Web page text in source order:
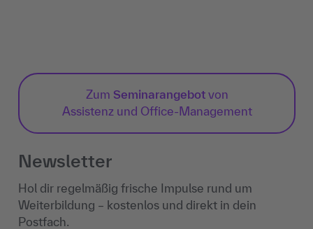
Zum Seminarangebotvon
Assistenz und Office-Management
Newsletter
Hol dir regelmäßig frische Impulse rund um
Weiterbildung – kostenlos und direkt in dein
Postfach.